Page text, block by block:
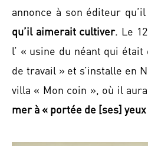
annonce à son éditeur qu’il
qu’il aimerait cultiver. Le
l’ « usine du néant qui
de travail » et s’installe en
villa « Mon coin », où il
mer à « portée de [ses]